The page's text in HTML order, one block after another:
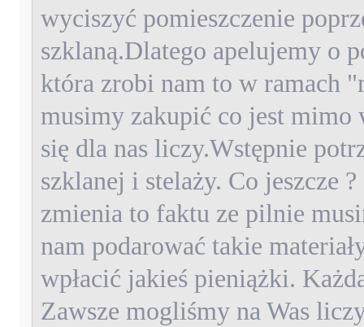
wyciszyć pomieszczenie
szklaną.Dlatego apelujemy o
która zrobi nam to w ramach
musimy zakupić co jest mimo
się dla nas liczy.Wstępnie
szklanej i stelaży. Co jeszcze
zmienia to faktu ze pilnie
nam podarować takie
wpłacić jakieś pieniążki.
Zawsze mogliśmy na Was